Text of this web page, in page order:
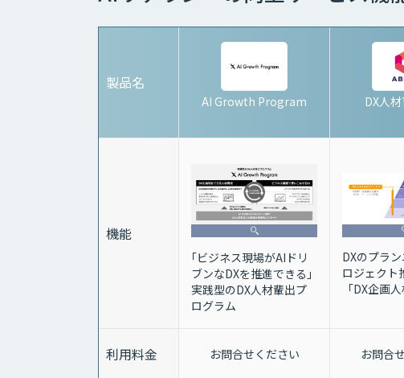
製品名
AI Growth Program DX人
機能
｢ビジネス現場がAIドリ
ブンなDXを推進できる｣
実践型のDX人材輩出プ
ログラム
DXのプラ
ロジェクト
「DX企画
利用料金 お問合せください お問合